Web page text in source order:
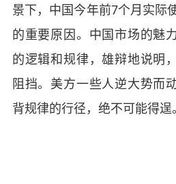
景下，中国今年前7个月实际
的重要原因。中国市场的魅
的逻辑和规律，雄辩地说明
阻挡。美方一些人逆大势而
背规律的行径，绝不可能得逞。